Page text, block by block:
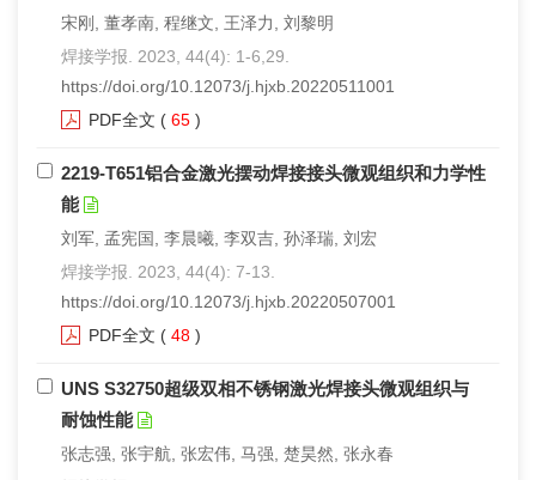
宋刚, 董孝南, 程继文, 王泽力, 刘黎明
焊接学报. 2023, 44(4): 1-6,29.
https://doi.org/10.12073/j.hjxb.20220511001
PDF全文 ( 65 )
2219-T651铝合金激光摆动焊接接头微观组织和力学性
能
刘军, 孟宪国, 李晨曦, 李双吉, 孙泽瑞, 刘宏
焊接学报. 2023, 44(4): 7-13.
https://doi.org/10.12073/j.hjxb.20220507001
PDF全文 ( 48 )
UNS S32750超级双相不锈钢激光焊接头微观组织与
耐蚀性能
张志强, 张宇航, 张宏伟, 马强, 楚昊然, 张永春